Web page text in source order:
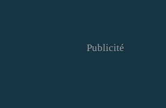
Publicité